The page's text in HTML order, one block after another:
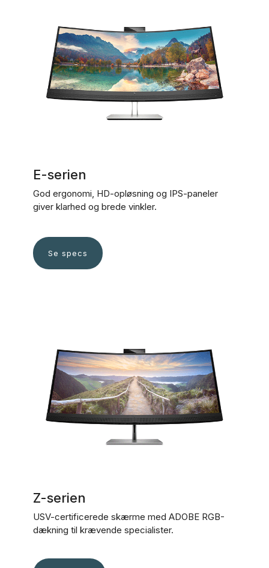
E-serien
God ergonomi, HD-opløsning og IPS-paneler
giver klarhed og brede vinkler.
Se specs
Z-serien
USV-certificerede skærme med ADOBE RGB-
dækning til krævende specialister.